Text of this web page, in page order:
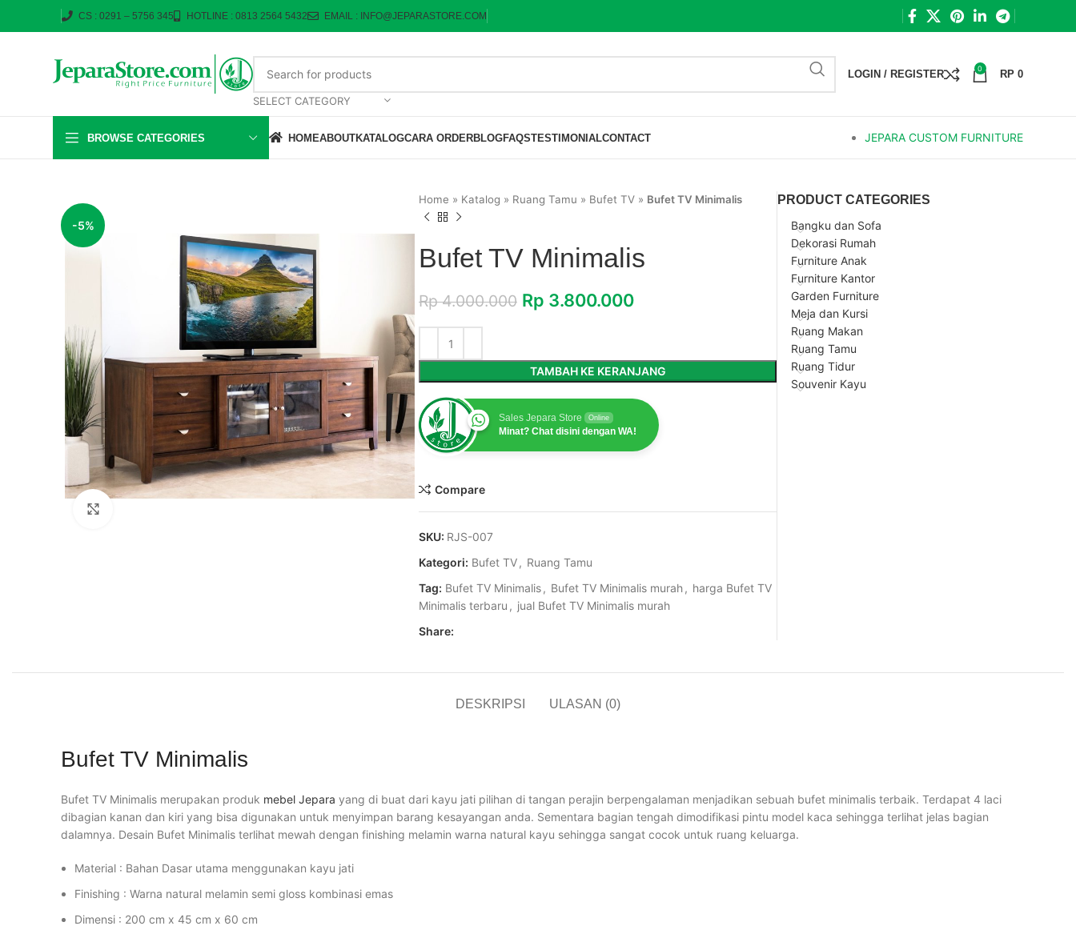
CS : 0291 – 5756 345 HOTLINE : 0813 2564 5432 EMAIL : INFO@JEPARASTORE.COM
SELECT CATEGORY
LOGIN / REGISTER 0 RP 0
BROWSE CATEGORIES HOMEABOUTKATALOGCARA ORDERBLOGFAQSTESTIMONIALCONTACT JEPARA CUSTOM FURNITURE
-5%
Home » Katalog » Ruang Tamu » Bufet TV » Bufet TV Minimalis
Bufet TV Minimalis
Rp4.000.000 Rp 3.800.000
TAMBAH KE KERANJANG
Sales Jepara Store Online
Minat? Chat disini dengan WA!
Compare
SKU: RJS-007
Kategori: Bufet TV, Ruang Tamu
Tag: Bufet TV Minimalis, Bufet TV Minimalis murah, harga Bufet TV
Minimalis terbaru , jual Bufet TV Minimalis murah
Share:
PRODUCT CATEGORIES
Bangku dan Sofa
Dekorasi Rumah
Furniture Anak
Furniture Kantor
Garden Furniture
Meja dan Kursi
Ruang Makan
Ruang Tamu
Ruang Tidur
Souvenir Kayu
DESKRIPSI ULASAN (0)
Bufet TV Minimalis
Bufet TV Minimalis merupakan produk mebel Jepara yang di buat dari kayu jati pilihan di tangan perajin berpengalaman menjadikan sebuah bufet minimalis terbaik. Terdapat 4 laci
dibagian kanan dan kiri yang bisa digunakan untuk menyimpan barang kesayangan anda. Sementara bagian tengah dimodifikasi pintu model kaca sehingga terlihat jelas bagian
dalamnya. Desain Bufet Minimalis terlihat mewah dengan finishing melamin warna natural kayu sehingga sangat cocok untuk ruang keluarga.
Material : Bahan Dasar utama menggunakan kayu jati
Finishing : Warna natural melamin semi gloss kombinasi emas
Dimensi : 200 cm x 45 cm x 60 cm